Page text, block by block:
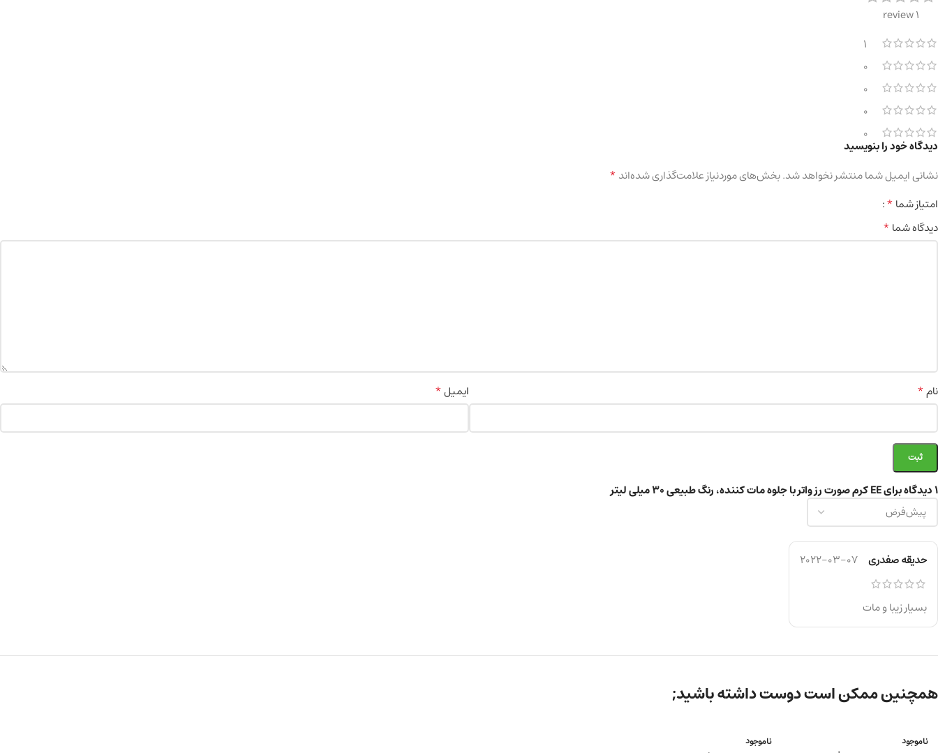
1 review
1
0
0
0
0
1 دیدگاه برای EE کرم صورت رز واتر با جلوه مات کننده، رنگ طبیعی 30 میلی لیتر
حدیقه صفدری 2022-03-07
بسیار زیبا و مات
دیدگاه خود را بنویسید
نشانی ایمیل شما منتشر نخواهد شد.بخش‌های موردنیاز علامت‌گذاری شده‌اند*
امتیاز شما*
دیدگاه شما*
نام* ایمیل*
همچنین ممکن است دوست داشته باشید;
ناموجود ناموجود